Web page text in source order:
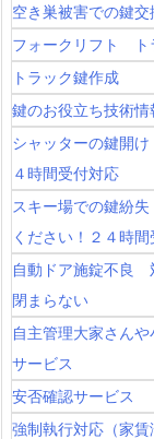
空き巣被害での鍵交
フォークリフト
トラック鍵作成
鍵のお役立ち技術情
シャッターの鍵開
４時間受付対応
スキー場での鍵紛
ください！２４時
自動ドア施錠不良
閉まらない
自主管理大家さん
サービス
安否確認サービス
強制執行対応（家